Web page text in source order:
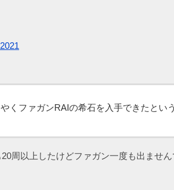
くファガンRAIの希石を入手できたとい
周以上したけどファガン一度も出ません